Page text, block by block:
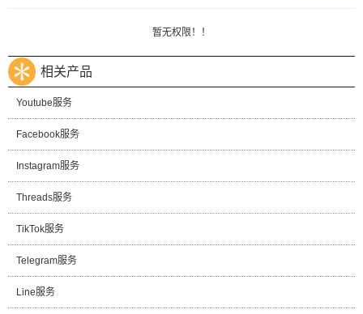
暂无权限！！
相关产品
Youtube服务
Facebook服务
Instagram服务
Threads服务
TikTok服务
Telegram服务
Line服务